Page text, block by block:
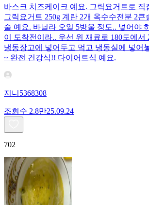
바스크 치즈케이크 예요. 그릭요거트로 직
그릭요거트 250g 계란 2개 옥수수전분 2큰
술 예요. 바닐라 오일 5방울 정도.. 넣어야
이 도착전이라.. 우선 위 재료로 180도에서
냉동장고에 넣어두고 먹고 냉동실에 넣어
~ 완전 건강식!! 다이어트식 예요.
지니5368308
조회수 2.8만25.09.24
702